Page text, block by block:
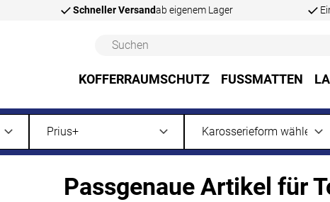
Schneller Versandab eigenem Lager
KOFFERRAUMSCHUTZ FUSSMATTEN
Passgenaue Artikel für